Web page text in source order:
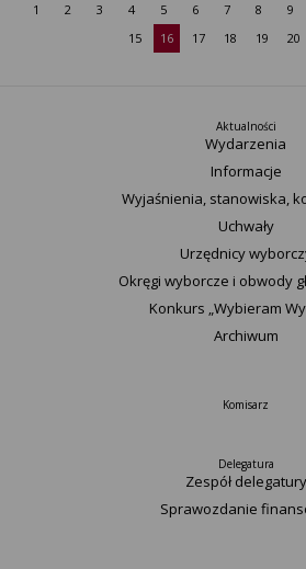
1 2 3 4 5 6 7 8 9
15
16 17 18 19 20
Aktualności
Wydarzenia
Informacje
Wyjaśnienia, stanowiska,
Uchwały
Urzędnicy
Okręgi wyborcze i obwody
Konkurs „Wybieram
Archiwum
Komisarz
Delegatura
Zespół delegatury
Sprawozdanie